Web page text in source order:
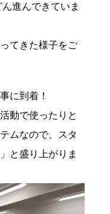
進んできていま
てきた様子をご
に到着！
動で使ったりと
ムなので、スタ
と盛り上がりま